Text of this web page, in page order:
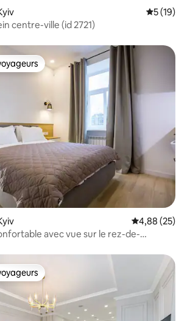
5 (19)
centre-ville (id 2721)
Évaluation
4,88 (25)
avec vue sur le rez-de-